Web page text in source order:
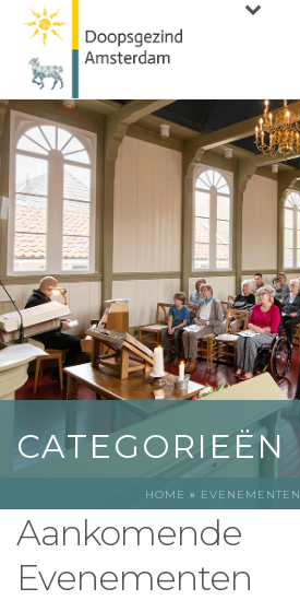
CATEGORIEËN
HOME » EVENEMENTEN
Aankomende
Evenementen